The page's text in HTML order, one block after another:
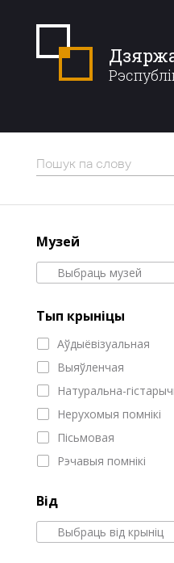
Музей
Выбраць музей
Тып крыніцы
Аўдыёвізуальная
Выяўленчая
Натуральна-
Нерухомыя помнікі
Пісьмовая
Рэчавыя помнікі
Від
Выбраць від крыніц